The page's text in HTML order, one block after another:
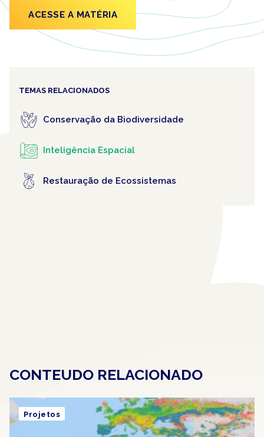
ACESSE A MATÉRIA
TEMAS RELACIONADOS
Conservação da Biodiversidade
Inteligência Espacial
Restauração de Ecossistemas
CONTEUDO RELACIONADO
Projetos